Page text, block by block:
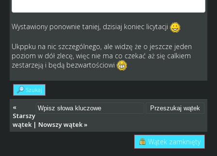
Wystawiony ponownie taniej, dzisiaj koniec licytacji
Ukppku na nic szczególnego, ale widzę że o jeszcze jeden
poziom w dół zlecę, więc nie ma co czekać aż się calkiem
zestarzeją i będą bezwartościowi
Szukaj
«
Starszy
wątek| Nowszy wątek»
Wątek zamknięty